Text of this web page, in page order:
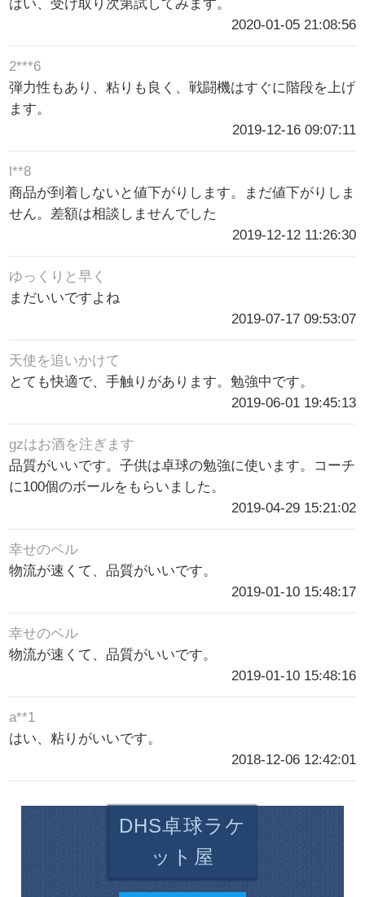
はい、受け取り次第試してみます。
2020-01-05 21:08:56
2***6
弾力性もあり、粘りも良く、戦闘機はすぐに階段を上げ
ます。
2019-12-16 09:07:11
l**8
商品が到着しないと値下がりします。まだ値下がりしま
せん。差額は相談しませんでした
2019-12-12 11:26:30
ゆっくりと早く
まだいいですよね
2019-07-17 09:53:07
天使を追いかけて
とても快適で、手触りがあります。勉強中です。
2019-06-01 19:45:13
gzはお酒を注ぎます
品質がいいです。子供は卓球の勉強に使います。コーチ
に100個のボールをもらいました。
2019-04-29 15:21:02
幸せのベル
物流が速くて、品質がいいです。
2019-01-10 15:48:17
幸せのベル
物流が速くて、品質がいいです。
2019-01-10 15:48:16
a**1
はい、粘りがいいです。
2018-12-06 12:42:01
DHS卓球ラケ
ット屋